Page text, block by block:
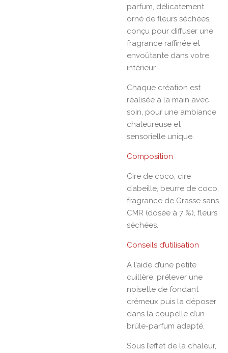
parfum, délicatement
orné de fleurs séchées,
conçu pour diffuser une
fragrance raffinée et
envoûtante dans votre
intérieur.
Chaque création est
réalisée à la main avec
soin, pour une ambiance
chaleureuse et
sensorielle unique.
Composition
Cire de coco, cire
d’abeille, beurre de coco,
fragrance de Grasse sans
CMR (dosée à 7 %), fleurs
séchées.
Conseils d’utilisation
À l’aide d’une petite
cuillère, prélever une
noisette de fondant
crémeux puis la déposer
dans la coupelle d’un
brûle-parfum adapté.
Sous l’effet de la chaleur,